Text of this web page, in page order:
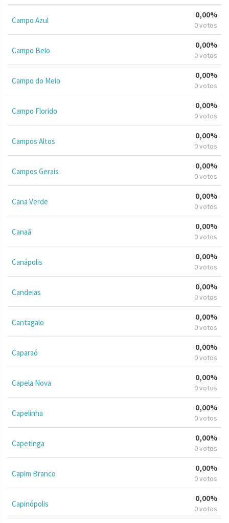
Campo Azul
0,00%
0 votos
Campo Belo
0,00%
0 votos
Campo do Meio
0,00%
0 votos
Campo Florido
0,00%
0 votos
Campos Altos
0,00%
0 votos
Campos Gerais
0,00%
0 votos
Cana Verde
0,00%
0 votos
Canaã
0,00%
0 votos
Canápolis
0,00%
0 votos
Candeias
0,00%
0 votos
Cantagalo
0,00%
0 votos
Caparaó
0,00%
0 votos
Capela Nova
0,00%
0 votos
Capelinha
0,00%
0 votos
Capetinga
0,00%
0 votos
Capim Branco
0,00%
0 votos
Capinópolis
0,00%
0 votos